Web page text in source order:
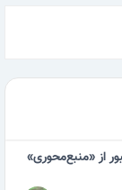
از «منبع‌محوری»